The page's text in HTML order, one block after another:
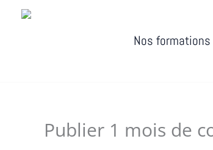
Nos formations
Publier 1 mois de